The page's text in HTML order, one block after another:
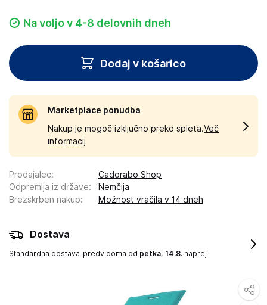
Na voljo v 4-8 delovnih dneh
Dodaj v košarico
Marketplace ponudba
Nakup je mogoč izključno preko spleta.Več
informacij
Prodajalec:
Cadorabo Shop
Odpremlja iz države:
Nemčija
Brezskrben nakup: Možnost vračila v 14 dneh
Dostava
Standardna dostava predvidoma od petka, 14.8. naprej